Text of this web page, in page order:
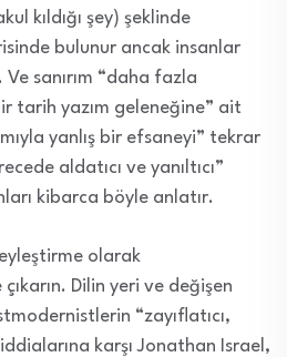
kıldığı şey) şeklinde
bulunur ancak insanlar
sanırım “daha fazla
tarih yazım geleneğine” ait
yanlış bir efsaneyi” tekrar
aldatıcı ve yanıltıcı”
kibarca böyle anlatır.
olarak
Dilin yeri ve değişen
“zayıflatıcı,
karşı Jonathan Israel,